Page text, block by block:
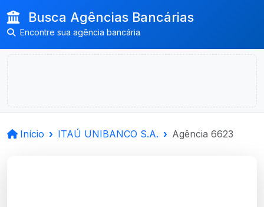
Busca Agências Bancárias
Encontre sua agência bancária
Início ITAÚ UNIBANCO S.A. Agência 6623